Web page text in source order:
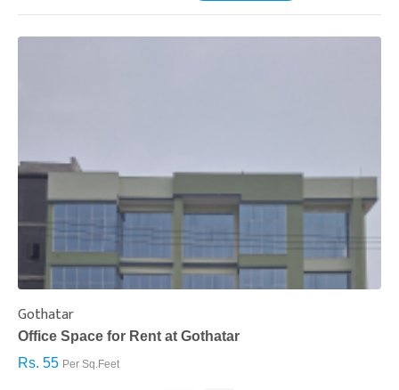
Gothatar
Office Space for Rent at Gothatar
Rs. 55 Per Sq.Feet